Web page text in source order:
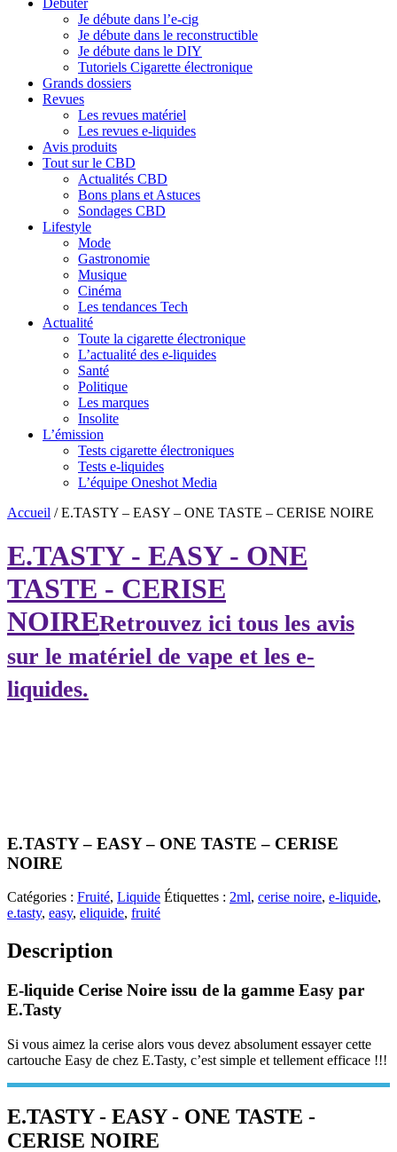
Je débute dans l’e-cig
Je débute dans le reconstructible
Je débute dans le DIY
Tutoriels Cigarette électronique
Grands dossiers
Revues
Les revues matériel
Les revues e-liquides
Avis produits
Tout sur le CBD
Actualités CBD
Bons plans et Astuces
Sondages CBD
Lifestyle
Mode
Gastronomie
Musique
Cinéma
Les tendances Tech
Actualité
Toute la cigarette électronique
L’actualité des e-liquides
Santé
Politique
Les marques
Insolite
L’émission
Tests cigarette électroniques
Tests e-liquides
L’équipe Oneshot Media
Accueil /E.TASTY – EASY – ONE TASTE – CERISE NOIRE
E.TASTY - EASY - ONE
TASTE - CERISE
NOIRERetrouvez ici tous les avis
sur le matériel de vape et les e-
liquides.
E.TASTY – EASY – ONE TASTE – CERISE
NOIRE
Catégories : Fruité, Liquide Étiquettes : 2ml, cerise noire, e-liquide,
e.tasty, easy, eliquide, fruité
Description
E-liquide Cerise Noire issu de la gamme Easy par
E.Tasty
Si vous aimez la cerise alors vous devez absolument essayer cette
cartouche Easy de chez E.Tasty, c’est simple et tellement efficace !!!
E.TASTY - EASY - ONE TASTE -
CERISE NOIRE